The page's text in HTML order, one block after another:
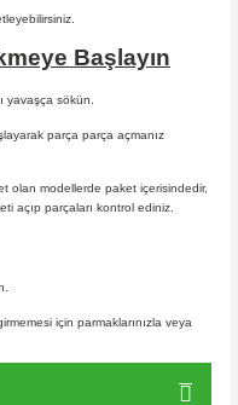
Başlayın
yavaşça sökün.
parça parça açmanız
olan modellerde paket içerisindedir,
açıp parçaları kontrol ediniz.
için parmaklarınızla veya